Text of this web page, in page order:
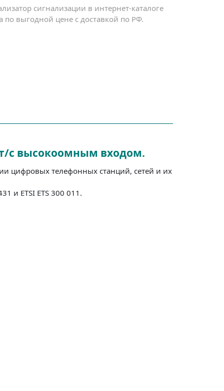
сигнализации в интернет-каталоге
по выгодной цене с доставкой по РФ.
с высокоомным входом.
цифровых телефонных станций, сетей и их
и ETSI ETS 300 011.